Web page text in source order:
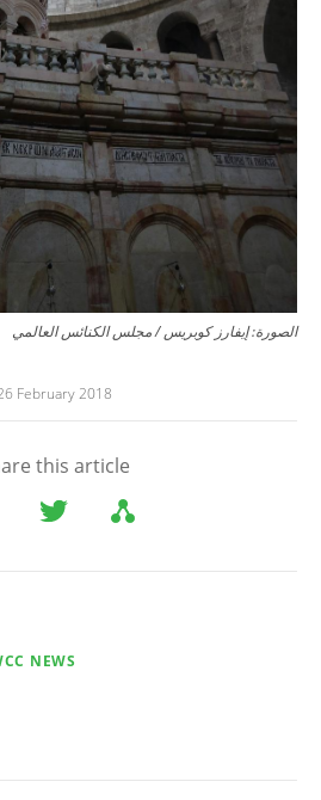
الصورة: إيفارز كوبريس / مجلس الكنائس العالمي
February 2018
this article
NEWS